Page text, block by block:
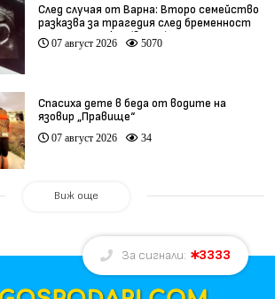
След случая от Варна: Второ семейство
разказва за трагедия след бременност
при същия лекар (видео)
07 август 2026 5070
Спасиха дете в беда от водите на
язовир „Правище“
07 август 2026 34
Виж още
За сигнали: 3333